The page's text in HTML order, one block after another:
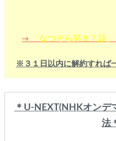
→ 「なつぞら第８７話」
※３１日以内に解約すれば
＊U-NEXT(NHKオンデ
法